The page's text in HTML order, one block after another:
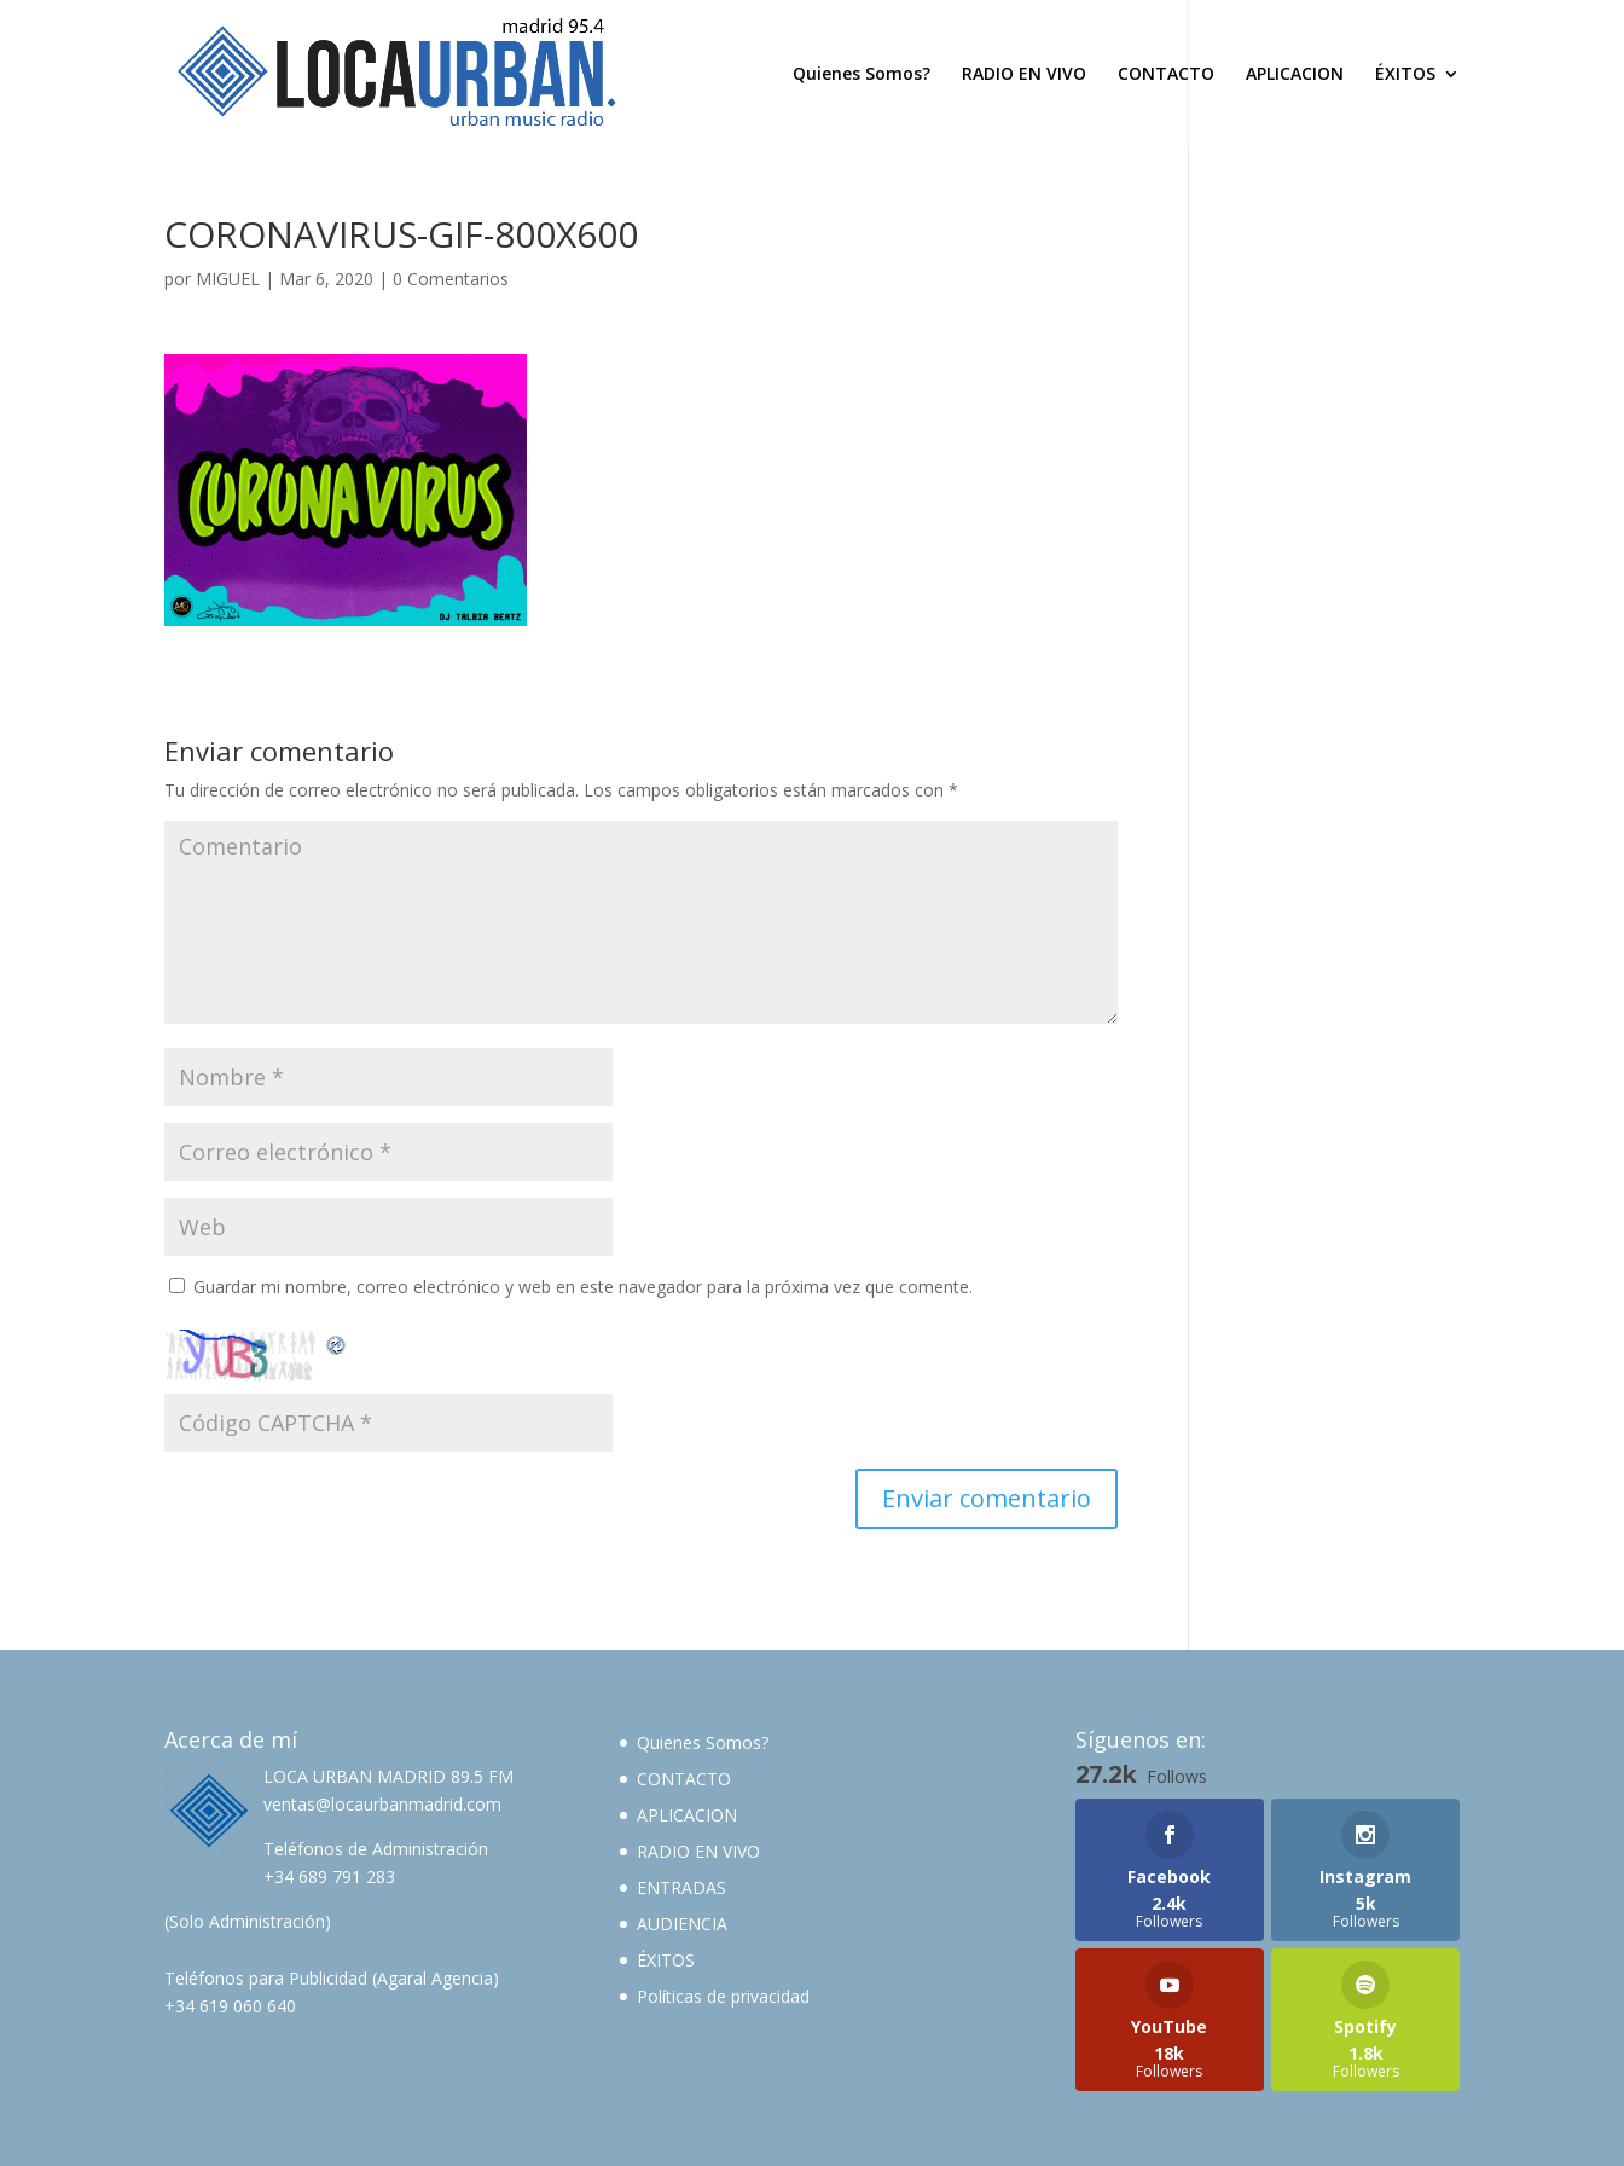
Quienes Somos? RADIO EN VIVO CONTACTO APLICACION ÉXITOS
CORONAVIRUS-GIF-800X600
por MIGUEL | Mar 6, 2020 | 0 Comentarios
Enviar comentario
Tu dirección de correo electrónico no será publicada. Los campos obligatorios están marcados con *
Guardar mi nombre, correo electrónico y web en este navegador para la próxima vez que comente.
Acerca de mí
LOCA URBAN MADRID 89.5 FM
ventas@locaurbanmadrid.com
Teléfonos de Administración
+34 689 791 283
(Solo Administración)
Teléfonos para Publicidad (Agaral Agencia)
+34 619 060 640
Quienes Somos?
CONTACTO
APLICACION
RADIO EN VIVO
ENTRADAS
AUDIENCIA
ÉXITOS
Políticas de privacidad
Síguenos en:
27.2k Follows
Facebook
2.4k
Followers
Instagram
5k
Followers
YouTube
18k
Followers
Spotify
1.8k
Followers